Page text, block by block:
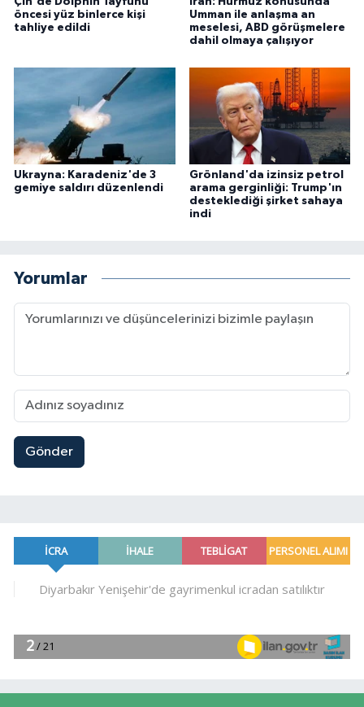
öncesi yüz binlerce kişi
tahliye edildi
Umman ile anlaşma an
meselesi, ABD görüşmelere
dahil olmaya çalışıyor
Ukrayna: Karadeniz'de 3
gemiye saldırı düzenlendi
Grönland'da izinsiz petrol
arama gerginliği: Trump'ın
desteklediği şirket sahaya
indi
Yorumlar
Gönder